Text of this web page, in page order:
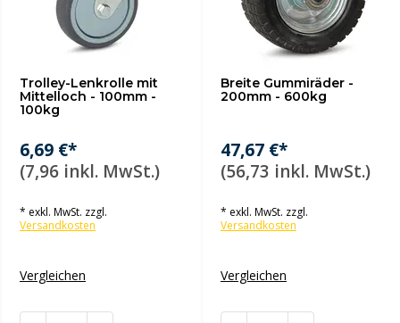
Trolley-Lenkrolle mit
Mittelloch - 100mm -
100kg
6,69 €*
(7,96 inkl. MwSt.)
* exkl. MwSt. zzgl.
Versandkosten
Vergleichen
Breite Gummiräder -
200mm - 600kg
47,67 €*
(56,73 inkl. MwSt.)
* exkl. MwSt. zzgl.
Versandkosten
Vergleichen